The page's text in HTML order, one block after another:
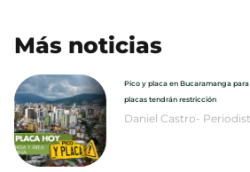
Más noticias
Pico y placa en Bucaramanga
placas tendrán restricción
Daniel Castro-